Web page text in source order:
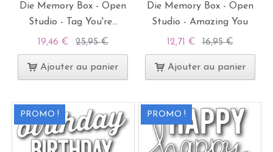
Die Memory Box - Open
Studio - Tag You're...
19,46 € 25,95 €
Ajouter au panier
Die Memory Box - Open
Studio - Amazing You
12,71 € 16,95 €
Ajouter au panier
PROMO ! PROMO !